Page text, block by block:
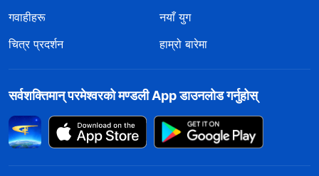
गवाहीहरू
नयाँ युग
चित्र प्रदर्शन
हाम्रो बारेमा
सर्वशक्तिमान्‌ परमेश्‍वरको मण्डली App डाउनलोड गर्नुहोस्